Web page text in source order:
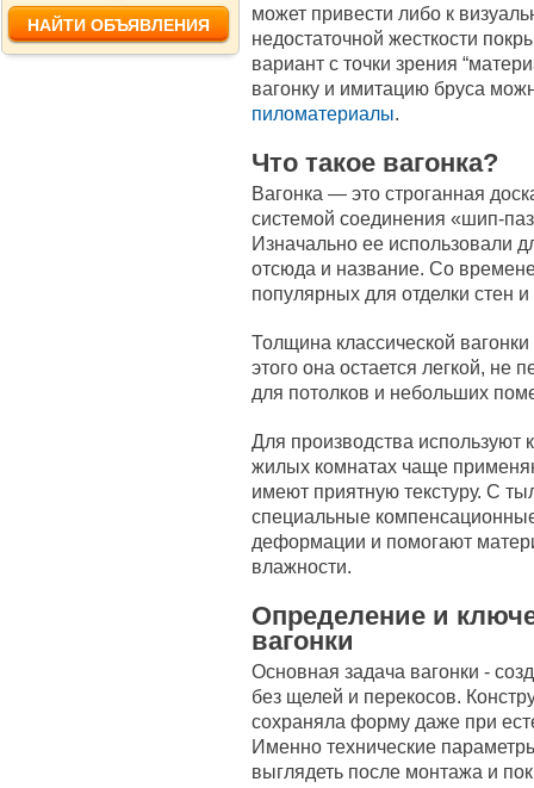
может привести либо к
недостаточной жесткости
вариант с точки зрения
вагонку и имитацию бруса
пиломатериалы.
Что такое вагонка?
Вагонка — это строганная
системой соединения «шип-
Изначально ее использовали
отсюда и название. Со
популярных для отделки стен и
Толщина классической
этого она остается легкой, не
для потолков и небольших
Для производства используют
жилых комнатах чаще
имеют приятную текстуру. С
специальные
деформации и помогают
влажности.
Определение и
вагонки
Основная задача вагонки -
без щелей и перекосов.
сохраняла форму даже при
Именно технические
выглядеть после монтажа и